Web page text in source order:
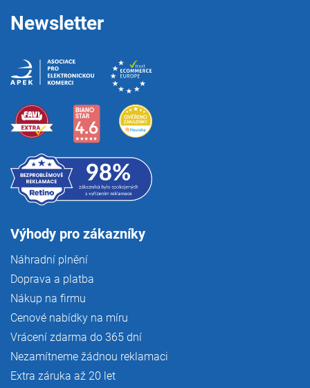
Newsletter
Výhody pro zákazníky
Náhradní plnění
Doprava a platba
Nákup na firmu
Cenové nabídky na míru
Vrácení zdarma do 365 dní
Nezamítneme žádnou reklamaci
Extra záruka až 20 let